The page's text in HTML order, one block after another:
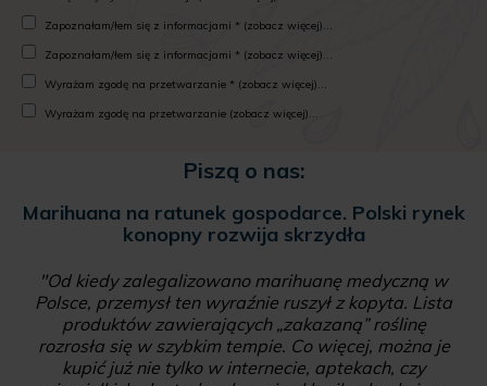
Zapoznałam/łem się z informacjami * (zobacz więcej)...
Zapoznałam/łem się z informacjami * (zobacz więcej)...
Wyrażam zgodę na przetwarzanie * (zobacz więcej)...
Wyrażam zgodę na przetwarzanie (zobacz więcej)...
Piszą o nas:
Marihuana na ratunek gospodarce. Polski rynek
konopny rozwija skrzydła
"Od kiedy zalegalizowano marihuanę medyczną w
Polsce, przemysł ten wyraźnie ruszył z kopyta. Lista
produktów zawierających „zakazaną” roślinę
rozrosła się w szybkim tempie. Co więcej, można je
kupić już nie tylko w internecie, aptekach, czy